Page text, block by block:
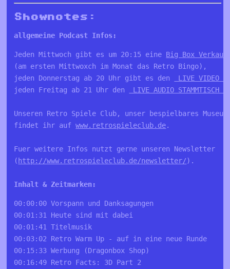
Shownotes:
allgemeine Podcast Infos:
Jeden Mittwoch gibt es um 20:15 eine Big Box
(am ersten Mittwoxch im Monat das Retro Bingo),
jeden Donnerstag ab 20 Uhr gibt es den
LIVE VIDEO
jeden Freitag ab 21 Uhr den
LIVE AUDIO STAMMTISCH
Unseren Retro Spiele Club, unser bespielbares
findet ihr auf www.retrospieleclub.de.
Fuer weitere Infos nutzt gerne unseren Newsletter
(http://www.retrospieleclub.de/newsletter/).
00:00:00 Vorspann und Danksagungen
00:01:31 Heute sind mit dabei
00:01:41 Titelmusik
00:03:02 Retro Warm Up - auf in eine neue Runde
00:15:33 Werbung (Dragonbox Shop)
00:16:49 Retro Facts: 3D Part 2